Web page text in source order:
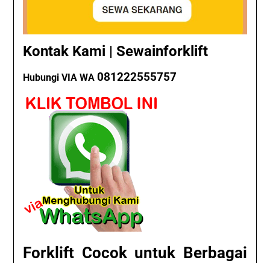
Kontak Kami | Sewainforklift
Hubungi VIA WA081222555757
Forklift Cocok untuk Berbagai